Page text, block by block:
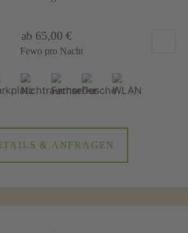
ab 65,00 €
Fewo pro Nacht
& ANFRAGEN